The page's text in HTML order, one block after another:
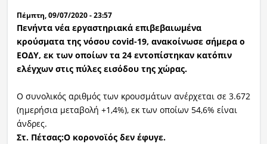
Πέμπτη, 09/07/2020 - 23:57
Πενήντα νέα εργαστηριακά επιβεβαιωμένα
κρούσματα της νόσου covid-19, ανακοίνωσε σήμερα ο
ΕΟΔΥ, εκ των οποίων τα 24 εντοπίστηκαν κατόπιν
ελέγχων στις πύλες εισόδου της χώρας.
Ο συνολικός αριθμός των κρουσμάτων ανέρχεται σε 3.672
(ημερήσια μεταβολή +1,4%), εκ των οποίων 54,6% είναι
άνδρες.
Στ. Πέτσας:Ο κορονοϊός δεν έφυγε.